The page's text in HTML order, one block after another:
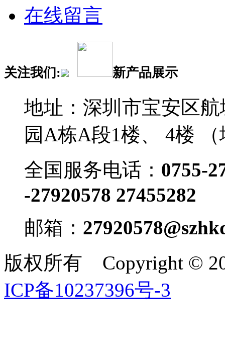
在线留言
关注我们: 新产品展示
地址：深圳市宝安区
园A栋A段1楼、 4楼
全国服务电话： 0755-
-27920578 27455282
邮箱：
版权所有 Copyright ©
ICP备10237396号-3